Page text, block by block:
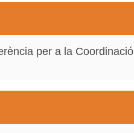
per a la Coordinació